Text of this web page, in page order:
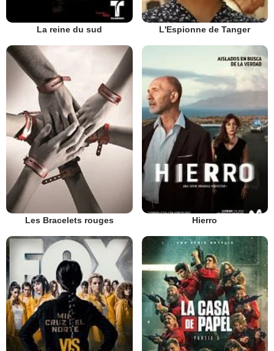
La reine du sud L'Espionne de Tanger
Les Bracelets rouges Hierro